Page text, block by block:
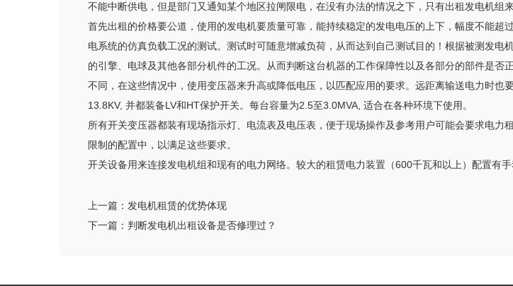
不能中断供电，但是部门又通知某个地区拉闸限电，在没有办法的情况之下，只有出租发电机组
首先出租的价格要公道，使用的发电机要质量可靠，能持续稳定的发电电压的上下，幅度不能
电系统的仿真负载工况的测试。测试时可随意增减负荷，从而达到自己测试目的！根据被测发
的引擎、电球及其他各部分机件的工况。从而判断这台机器的工作保障性以及各部分的部件是
不同，在这些情况中，使用变压器来升高或降低电压，以匹配应用的要求。远距离输送电力时
13.8KV, 并都装备LV和HT保护开关。每台容量为2.5至3.0MVA, 适合在各种环境下使用。
所有开关变压器都装有现场指示灯、电流表及电压表，便于现场操作及参考用户可能会要求电
限制的配置中，以满足这些要求。
开关设备用来连接发电机组和现有的电力网络。较大的租赁电力装置（600千瓦和以上）配置有
上一篇： 发电机租赁的优势体现
下一篇： 判断发电机出租设备是否修理过？